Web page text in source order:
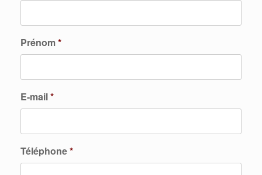
Prénom*
E-mail*
Téléphone*